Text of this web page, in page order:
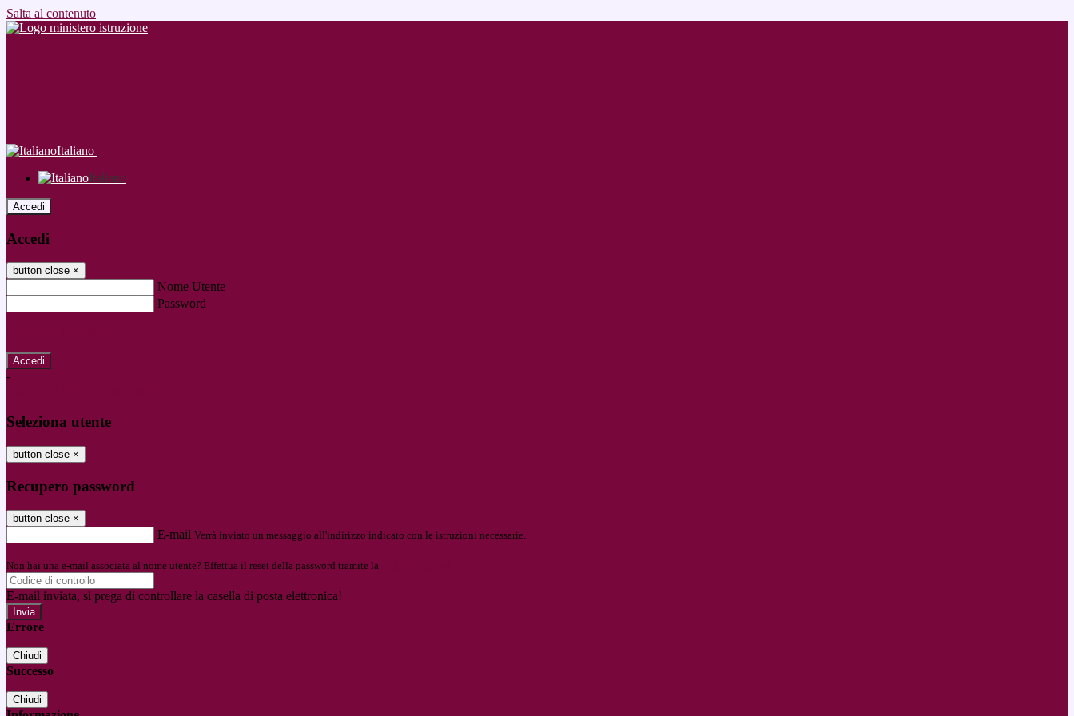
Salta al contenuto
Italiano
Italiano
Accedi
Accedi
button close ×
Nome Utente
Password
-
Seleziona utente
button close ×
Recupero password
button close ×
E-mail Verrà inviato un messaggio all'indirizzo indicato con le istruzioni necessarie.
Non hai una e-mail associata al nome utente? Effettua il reset della password tramite la
E-mail inviata, si prega di controllare la casella di posta elettronica!
Errore
Chiudi
Successo
Chiudi